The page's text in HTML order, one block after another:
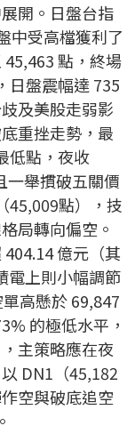
開。日盤台指
中受高檔獲利了
點，終場
日盤震幅達 735
及美股走弱影
重挫走勢，最
低點，夜收
一舉摜破五關價
45,009點），技
局轉向偏空。
億元（其
電上則小幅調節
高懸於 69,847
的極低水平，
主策略應在夜
DN1（45,182
空與破底追空